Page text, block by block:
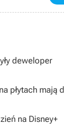
deweloper
płytach mają
na Disney+